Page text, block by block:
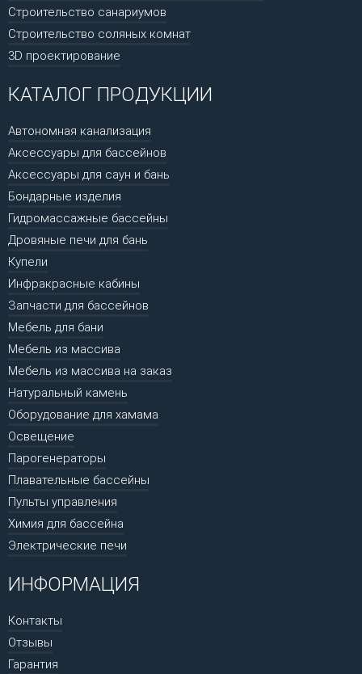
Строительство санариумов
Строительство соляных комнат
3D проектирование
КАТАЛОГ ПРОДУКЦИИ
Автономная канализация
Аксессуары для бассейнов
Аксессуары для саун и бань
Бондарные изделия
Гидромассажные бассейны
Дровяные печи для бань
Купели
Инфракрасные кабины
Запчасти для бассейнов
Мебель для бани
Мебель из массива
Мебель из массива на заказ
Натуральный камень
Оборудование для хамама
Освещение
Парогенераторы
Плавательные бассейны
Пульты управления
Химия для бассейна
Электрические печи
ИНФОРМАЦИЯ
Контакты
Отзывы
Гарантия